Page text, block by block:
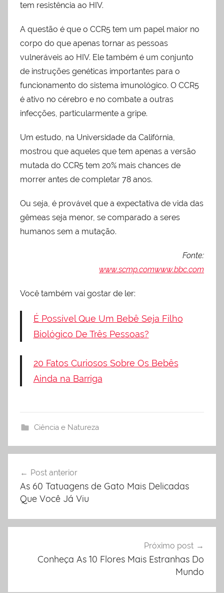
tem resistência ao HIV.
A questão é que o CCR5 tem um papel maior no
corpo do que apenas tornar as pessoas
vulneráveis ​​ao HIV. Ele também é um conjunto
de instruções genéticas importantes para o
funcionamento do sistema imunológico. O CCR5
é ativo no cérebro e no combate a outras
infecções, particularmente a gripe.
Um estudo, na Universidade da Califórnia,
mostrou que aqueles que tem apenas a versão
mutada do CCR5 tem 20% mais chances de
morrer antes de completar 78 anos.
Ou seja, é provável que a expectativa de vida das
gêmeas seja menor, se comparado a seres
humanos sem a mutação.
Fonte:
www.scmp.comwww.bbc.com
Você também vai gostar de ler:
É Possível Que Um Bebê Seja Filho
Biológico De Três Pessoas?
20 Fatos Curiosos Sobre Os Bebês
Ainda na Barriga
Ciência e Natureza
Navegação
de
Post anterior
As 60 Tatuagens de Gato Mais Delicadas
Que Você Já Viu
Próximo post
Conheça As 10 Flores Mais Estranhas Do
Mundo